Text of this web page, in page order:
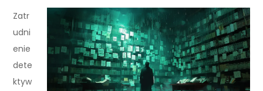
Zatr
udni
enie
dete
ktyw